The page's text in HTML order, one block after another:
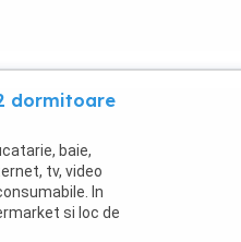
dormitoare
baie,
tv, video
In
si loc de